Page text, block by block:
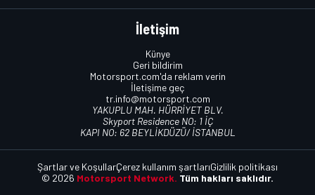
İletişim
Künye
Geri bildirim
Motorsport.com'da reklam verin
İletişime geç
tr.info@motorsport.com
YAKUPLU MAH. HÜRRİYET BLV.
Skyport Residence NO: 1 İÇ
KAPI NO: 62 BEYLİKDÜZÜ/ İSTANBUL
© 2026 Motorsport Network. Tüm hakları saklıdır.
Şartlar ve KoşullarÇerez kullanım şartlarıGizlilik politikası